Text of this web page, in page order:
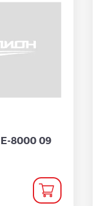
8000 09